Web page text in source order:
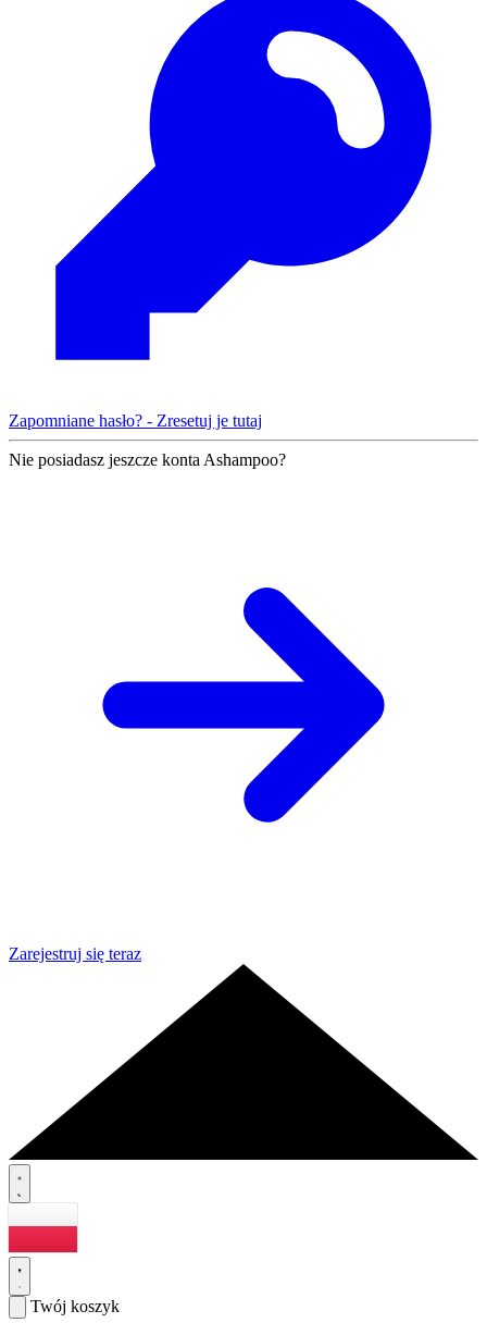
Zapomniane hasło? - Zresetuj je tutaj
Nie posiadasz jeszcze konta Ashampoo?
Zarejestruj się teraz
Twój koszyk